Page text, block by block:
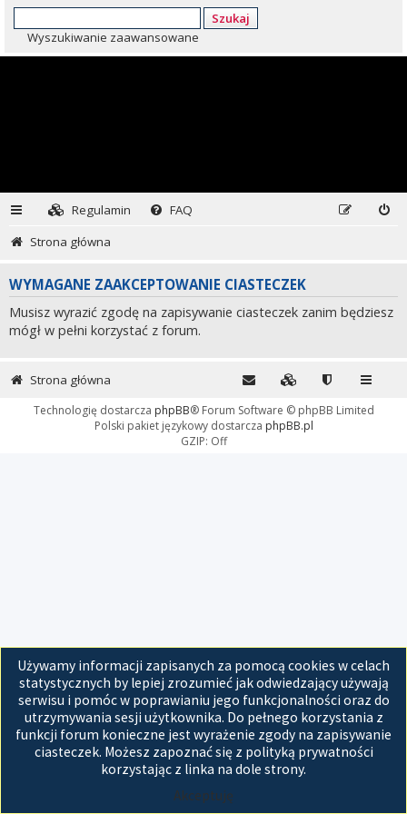
Szukaj
Wyszukiwanie zaawansowane
Regulamin
FAQ
Strona główna
WYMAGANE ZAAKCEPTOWANIE CIASTECZEK
Musisz wyrazić zgodę na zapisywanie ciasteczek zanim będziesz
mógł w pełni korzystać z forum.
Używamy informacji zapisanych za pomocą cookies w celach
statystycznych by lepiej zrozumieć jak odwiedzający używają
serwisu i pomóc w poprawianiu jego funkcjonalności oraz do
utrzymywania sesji użytkownika. Do pełnego korzystania z
funkcji forum konieczne jest wyrażenie zgody na zapisywanie
ciasteczek. Możesz zapoznać się z polityką prywatności
korzystając z linka na dole strony.
Akceptuję
Strona główna
Technologię dostarcza phpBB® Forum Software © phpBB Limited
Polski pakiet językowy dostarcza phpBB.pl
GZIP: Off